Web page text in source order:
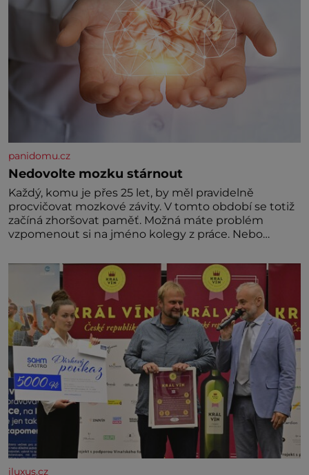
panidomu.cz
Nedovolte mozku stárnout
Každý, komu je přes 25 let, by měl pravidelně
procvičovat mozkové závity. V tomto období se totiž
začíná zhoršovat paměť. Možná máte problém
vzpomenout si na jméno kolegy z práce. Nebo
nedávno přečetli. Je to opravdu tak, s věkem jako
kdyby se paměť rozhodla stávkovat. Cvičte
iluxus.cz